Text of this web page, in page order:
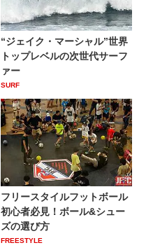
“ジェイク・マーシャル”世界
トップレベルの次世代サーフ
ァー
SURF
フリースタイルフットボール
初心者必見！ボール&シュー
ズの選び方
FREESTYLE